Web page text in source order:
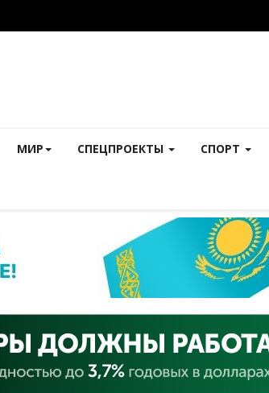
МИР СПЕЦПРОЕКТЫ СПОРТ